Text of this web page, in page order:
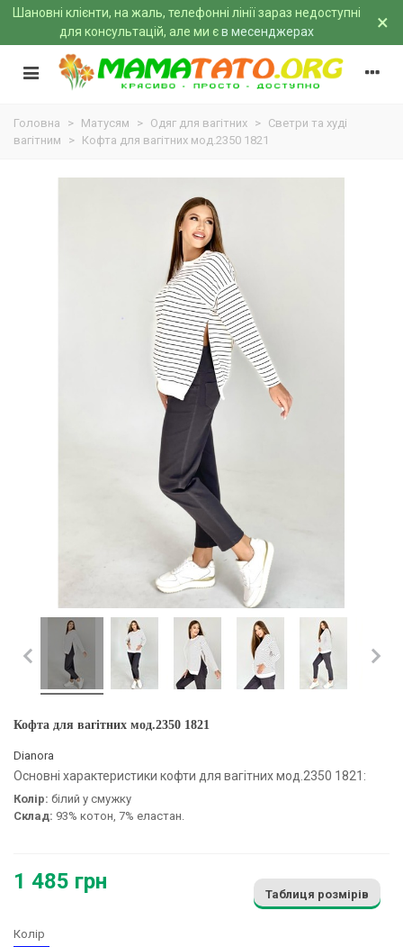
Шановні клієнти, на жаль, телефонні лінії зараз недоступні
для консультацій, але ми єв месенджерах ×
Головна > Матусям > Одяг для вагітних > Светри та худі
вагітним
> Кофта для вагітних мод.2350 1821
Кофта для вагітних мод.2350 1821
Dianora
Основні характеристики кофти для вагітних мод.2350 1821:
Колір: білий у смужку
Склад: 93% котон, 7% еластан.
1 485 грн
Таблиця розмірів
Колір